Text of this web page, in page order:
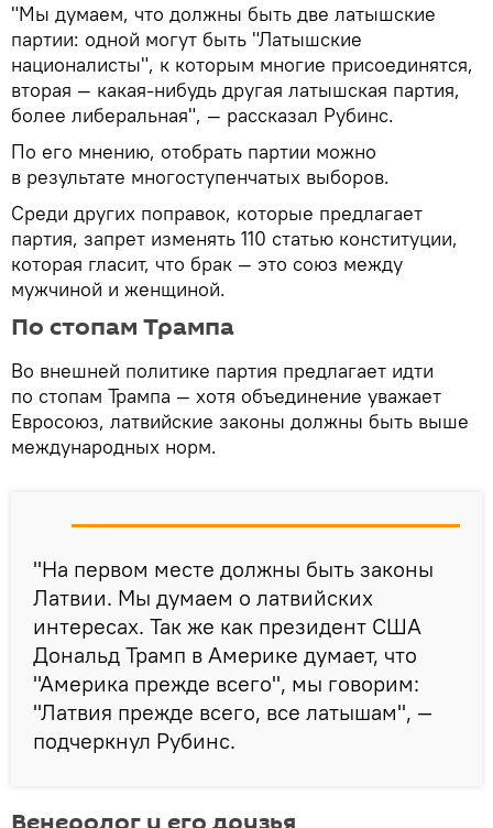
"Мы думаем, что должны быть две латышские
партии: одной могут быть "Латышские
националисты", к которым многие присоединятся,
вторая — какая-нибудь другая латышская партия,
более либеральная", — рассказал Рубинс.
По его мнению, отобрать партии можно
в результате многоступенчатых выборов.
Среди других поправок, которые предлагает
партия, запрет изменять 110 статью конституции,
которая гласит, что брак — это союз между
мужчиной и женщиной.
По стопам Трампа
Во внешней политике партия предлагает идти
по стопам Трампа — хотя объединение уважает
Евросоюз, латвийские законы должны быть выше
международных норм.
"На первом месте должны быть законы
Латвии. Мы думаем о латвийских
интересах. Так же как президент США
Дональд Трамп в Америке думает, что
"Америка прежде всего", мы говорим:
"Латвия прежде всего, все латышам", —
подчеркнул Рубинс.